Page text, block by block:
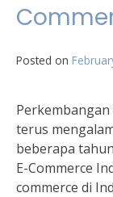
Posted on
terus
beberapa
E-Commerce
commerce di